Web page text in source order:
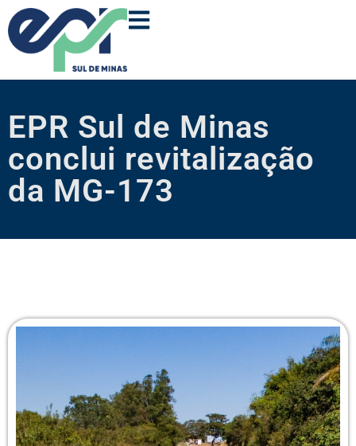
EPR Sul de Minas
conclui revitalização
da MG-173